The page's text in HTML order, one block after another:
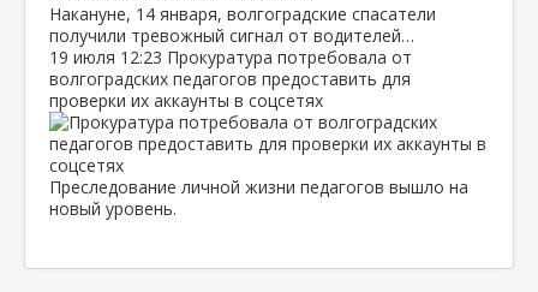
Накануне, 14 января, волгоградские спасатели
получили тревожный сигнал от водителей…
19 июля 12:23 Прокуратура потребовала от
волгоградских педагогов предоставить для
проверки их аккаунты в соцсетях
Преследование личной жизни педагогов вышло на
новый уровень.